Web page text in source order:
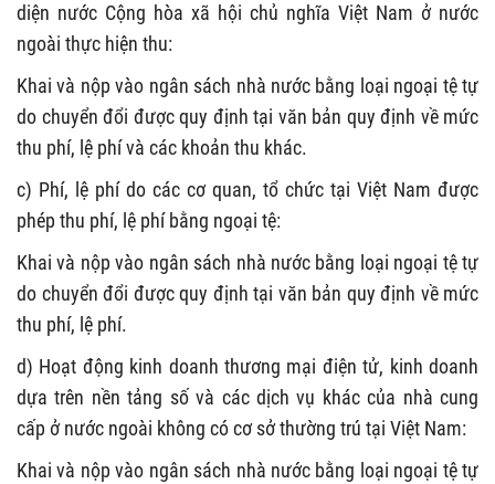
diện nước Cộng hòa xã hội chủ nghĩa Việt Nam ở nước
ngoài thực hiện thu:
Khai và nộp vào ngân sách nhà nước bằng loại ngoại tệ tự
do chuyển đổi được quy định tại văn bản quy định về mức
thu phí, lệ phí và các khoản thu khác.
c) Phí, lệ phí do các cơ quan, tổ chức tại Việt Nam được
phép thu phí, lệ phí bằng ngoại tệ:
Khai và nộp vào ngân sách nhà nước bằng loại ngoại tệ tự
do chuyển đổi được quy định tại văn bản quy định về mức
thu phí, lệ phí.
d) Hoạt động kinh doanh thương mại điện tử, kinh doanh
dựa trên nền tảng sốvà các dịch vụ kháccủa nhà cung
cấp ở nước ngoài không có cơ sở thường trú tại Việt Nam:
Khai và nộp vào ngân sách nhà nước bằng loại ngoại tệ tự